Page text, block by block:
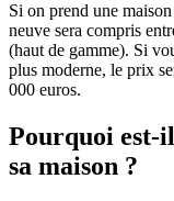
Si on prend une
neuve sera compris
(haut de gamme). Si
plus moderne, le prix
000 euros.
Pourquoi est-
sa maison ?